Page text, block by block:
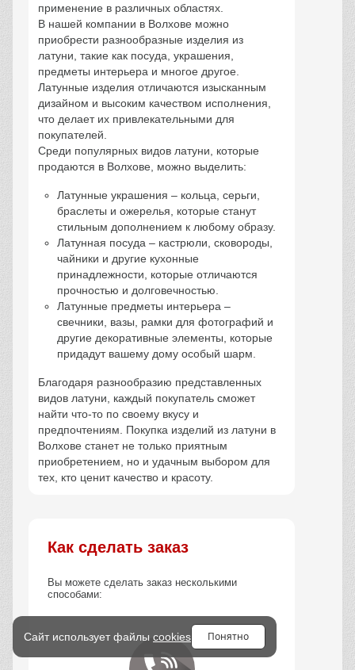
применение в различных областях.
В нашей компании в Волхове можно
приобрести разнообразные изделия из
латуни, такие как посуда, украшения,
предметы интерьера и многое другое.
Латунные изделия отличаются изысканным
дизайном и высоким качеством исполнения,
что делает их привлекательными для
покупателей.
Среди популярных видов латуни, которые
продаются в Волхове, можно выделить:
Латунные украшения – кольца, серьги,
браслеты и ожерелья, которые станут
стильным дополнением к любому образу.
Латунная посуда – кастрюли, сковороды,
чайники и другие кухонные
принадлежности, которые отличаются
прочностью и долговечностью.
Латунные предметы интерьера –
свечники, вазы, рамки для фотографий и
другие декоративные элементы, которые
придадут вашему дому особый шарм.
Благодаря разнообразию представленных
видов латуни, каждый покупатель сможет
найти что-то по своему вкусу и
предпочтениям. Покупка изделий из латуни в
Волхове станет не только приятным
приобретением, но и удачным выбором для
тех, кто ценит качество и красоту.
Как сделать заказ
Вы можете сделать заказ несколькими
способами:
Сайт использует файлы cookies Понятно